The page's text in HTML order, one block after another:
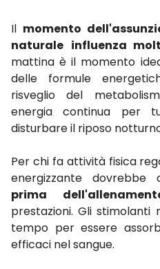
Il momento
naturale influenza
mattina è il momento
delle formule
risveglio del
energia continua per
disturbare il riposo
Per chi fa attività fisica
energizzante dovrebbe
prima
prestazioni. Gli stimolanti
tempo per essere
efficaci nel sangue.